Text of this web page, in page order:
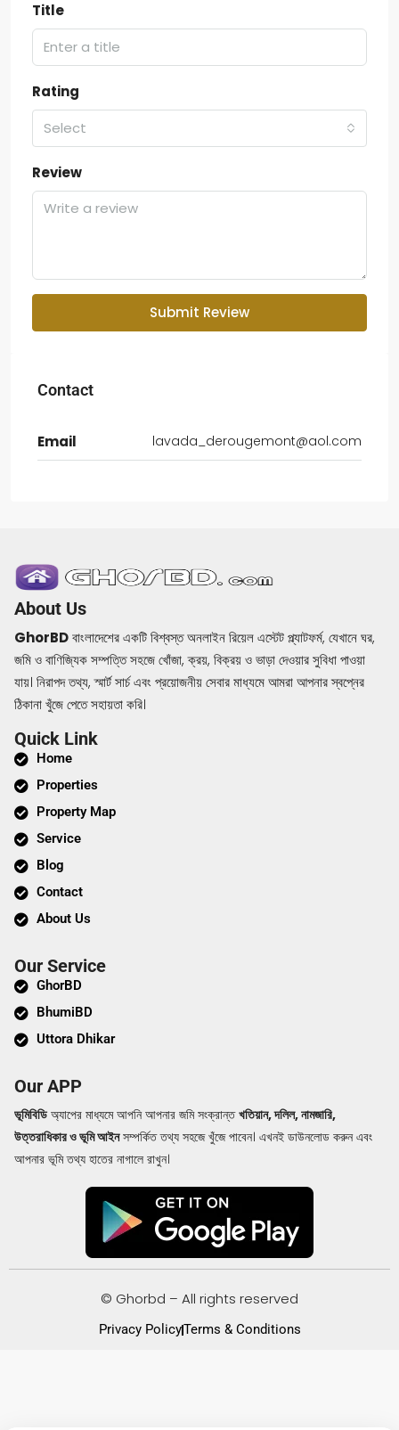
Title
Rating
Select
Review
Submit Review
Contact
Email lavada_derougemont@aol.com
About Us
GhorBDবাংলাদেশের একটি বিশ্বস্ত অনলাইন রিয়েল এস্টেট প্ল্যাটফর্ম, যেখানে ঘর,
জমি ও বাণিজ্যিক সম্পত্তি সহজে খোঁজা, ক্রয়, বিক্রয় ও ভাড়া দেওয়ার সুবিধা পাওয়া
যায়। নিরাপদ তথ্য, স্মার্ট সার্চ এবং প্রয়োজনীয় সেবার মাধ্যমে আমরা আপনার স্বপ্নের
ঠিকানা খুঁজে পেতে সহায়তা করি।
Quick Link
Home
Properties
Property Map
Service
Blog
Contact
About Us
Our Service
GhorBD
BhumiBD
Uttora Dhikar
Our APP
ভূমিবিডিঅ্যাপের মাধ্যমে আপনি আপনার জমি সংক্রান্তখতিয়ান, দলিল, নামজারি,
উত্তরাধিকার ও ভূমি আইনসম্পর্কিত তথ্য সহজে খুঁজে পাবেন। এখনই ডাউনলোড করুন এবং
আপনার ভূমি তথ্য হাতের নাগালে রাখুন।
© Ghorbd – All rights reserved
Privacy PolicyTerms & Conditions